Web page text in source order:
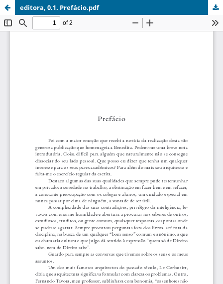
editora, 0.1. Prefácio.pdf